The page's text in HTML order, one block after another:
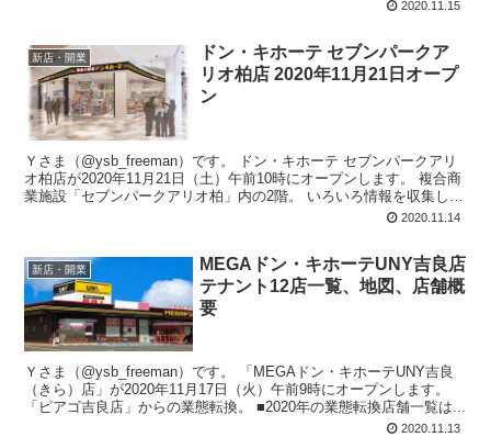
2020.11.15
新店・開業
ドン・キホーテ セブンパークア
リオ柏店 2020年11月21日オープ
ン
Ｙさま（@ysb_freeman）です。 ドン・キホーテ セブンパークアリ
オ柏店が2020年11月21日（土）午前10時にオープンします。 複合商
業施設「セブンパークアリオ柏」内の2階。 いろいろ情報を収集して
2020.11.14
新店・開業
MEGAドン・キホーテUNY吉良店
テナント12店一覧、地図、店舗概
要
Ｙさま（@ysb_freeman）です。 「MEGAドン・キホーテUNY吉良
（きら）店」が2020年11月17日（火）午前9時にオープンします。
「ピアゴ吉良店」からの業態転換。 ■2020年の業態転換店舗一覧は...
2020.11.13